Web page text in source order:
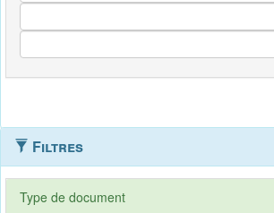
Filtres
Type de document